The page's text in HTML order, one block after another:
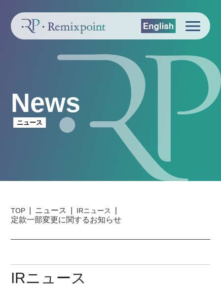
News
ニュース
TOP ニュース IRニュース
定款一部変更に関するお知らせ
IRニュース